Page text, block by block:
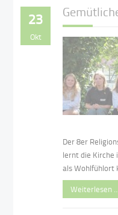
23
Okt
Der 8er
lernt die Kirche
als Wohlfühlort
Weiterlesen